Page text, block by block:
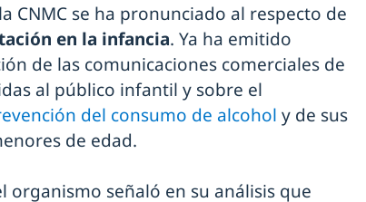
CNMC se ha pronunciado al respecto de
en la infancia. Ya ha emitido
de las comunicaciones comerciales de
al público infantil y sobre el
del consumo de alcohol y de sus
de edad.
organismo señaló en su análisis que